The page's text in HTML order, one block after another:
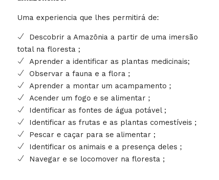
Uma experiencia que lhes permitirá de:
Descobrir a Amazônia a partir de uma imersão
total na floresta ;
Aprender a identificar as plantas medicinais;
Observar a fauna e a flora ;
Aprender a montar um acampamento ;
Acender um fogo e se alimentar ;
Identificar as fontes de água potável ;
Identificar as frutas e as plantas comestíveis ;
Pescar e caçar para se alimentar ;
Identificar os animais e a presença deles ;
Navegar e se locomover na floresta ;